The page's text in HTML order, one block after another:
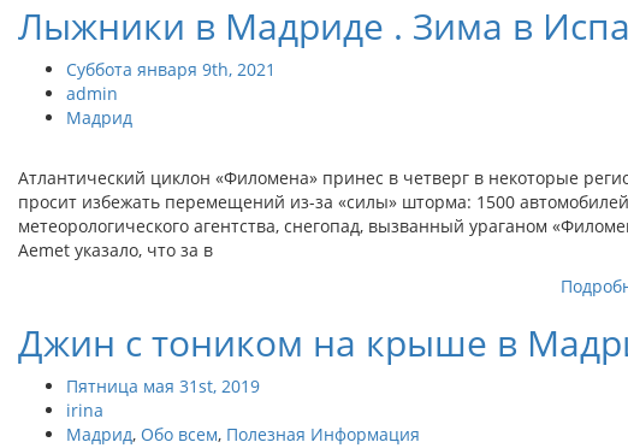
Лыжники в Мадриде . Зима в
Суббота января 9th, 2021
admin
Мадрид
Атлантический циклон «Филомена» принес в четверг в некоторые
просит избежать перемещений из-за «силы» шторма: 1500
метеорологического агентства, снегопад, вызванный ураганом
Aemet указало, что за в
Джин с тоником на крыше в
Пятница мая 31st, 2019
irina
Мадрид, Обо всем, Полезная Информация